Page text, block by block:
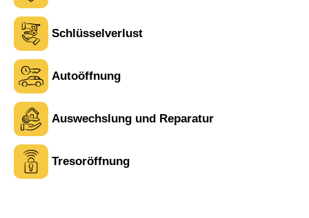
Schlüsselverlust
Autoöffnung
Auswechslung und Reparatur
Tresoröffnung
L Laura M. aus Zürich
Sehr freundlich am Telefon und vor Ort. Die Türöffnung ging
schnell, aber ich musste 5 Minuten auf den Rückruf warten.